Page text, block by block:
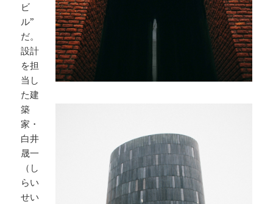
ビ
ル”
だ。
設計
を担
当し
た建
築
家・
白井
晟一
（し
らい
せい